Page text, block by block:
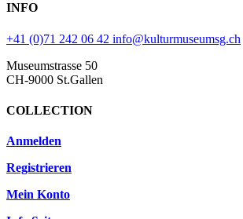
INFO
+41 (0)71 242 06 42 info@kulturmuseumsg.ch
Museumstrasse 50
CH-9000 St.Gallen
COLLECTION
Anmelden
Registrieren
Mein Konto